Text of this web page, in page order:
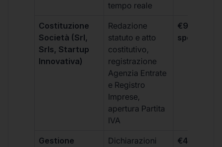
tempo reale
Costituzione
Società (Srl,
Srls, Startup
Innovativa)
Redazione
statuto e atto
costitutivo,
registrazione
Agenzia Entrate
e Registro
Imprese,
apertura Partita
IVA
€99 + IVA
spese
Gestione
Dichiarazioni
€499 +